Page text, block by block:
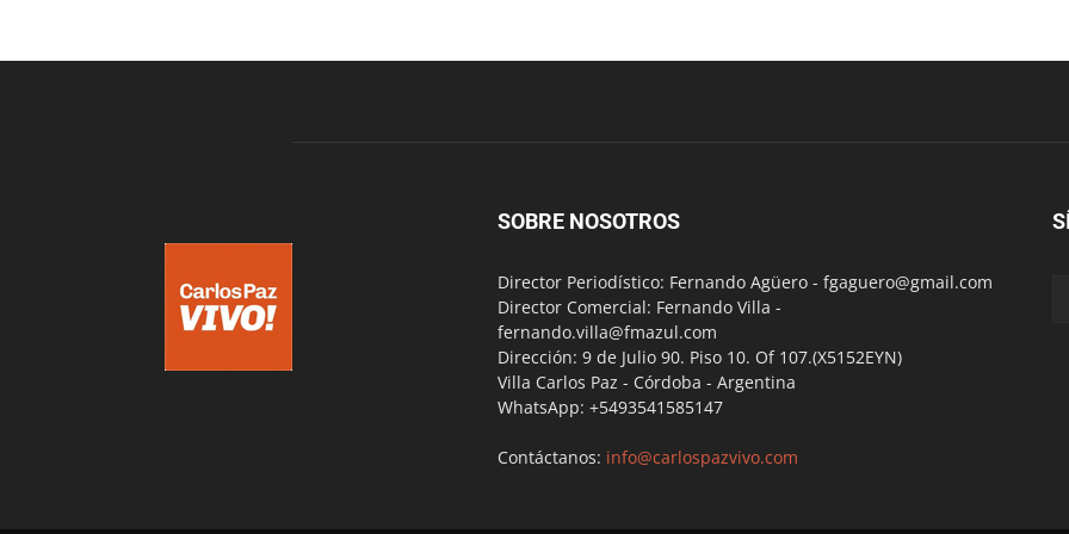
SOBRE NOSOTROS
Director Periodístico: Fernando Agüero - fgaguero@gmail.com
Director Comercial: Fernando Villa -
fernando.villa@fmazul.com
Dirección: 9 de Julio 90. Piso 10. Of 107.(X5152EYN)
Villa Carlos Paz - Córdoba - Argentina
WhatsApp: +5493541585147
Contáctanos: info@carlospazvivo.com